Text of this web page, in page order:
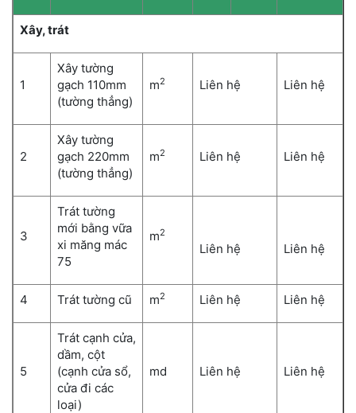
Xây, trát
1
Xây tường
gạch 110mm
(tường thẳng)
m2 Liên hệ Liên hệ
2
Xây tường
gạch 220mm
(tường thẳng)
m2 Liên hệ Liên hệ
3
Trát tường
mới bằng vữa
xi măng mác
75
m2
Liên hệ Liên hệ
4 Trát tường cũ m2 Liên hệ Liên hệ
5
Trát cạnh cửa,
dầm, cột
(cạnh cửa sổ,
cửa đi các
loại)
md Liên hệ Liên hệ